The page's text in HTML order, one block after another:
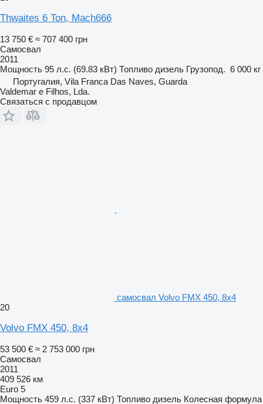
Thwaites 6 Ton, Mach666
13 750 € ≈ 707 400 грн
Самосвал
2011
Мощность 95 л.с. (69.83 кВт) Топливо дизель Грузопод. 6 000 кг
Португалия, Vila Franca Das Naves, Guarda
Valdemar e Filhos, Lda.
Связаться с продавцом
самосвал Volvo FMX 450, 8x4
20
Volvo FMX 450, 8x4
53 500 € ≈ 2 753 000 грн
Самосвал
2011
409 526 км
Euro 5
Мощность 459 л.с. (337 кВт) Топливо дизель Колесная формула